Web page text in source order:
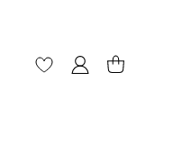
My Account
My Cart